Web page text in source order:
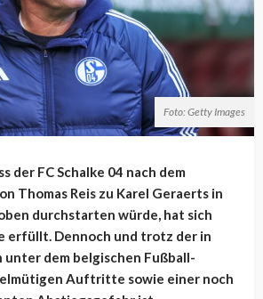
Foto: Getty Images
der FC Schalke 04 nach dem
Thomas Reis zu Karel Geraerts in
durchstarten würde, hat sich
erfüllt. Dennoch und trotz der in
unter dem belgischen Fußball-
Auftritte sowie einer noch